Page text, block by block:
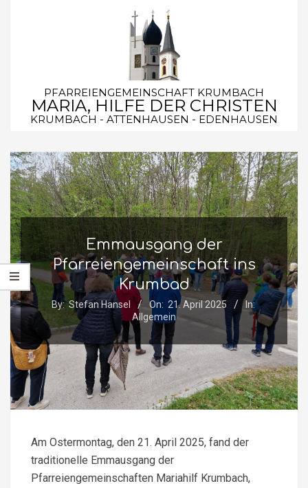
PFARREIENGEMEINSCHAFT KRUMBACH
MARIA, HILFE DER CHRISTEN
KRUMBACH - ATTENHAUSEN - EDENHAUSEN
Secondary
Navigation
Menu
Emmausgang der
Pfarreiengemeinschaft ins
Krumbad
By: Stefan Hansel On: 21. April 2025
In:
Allgemein
Am Ostermontag, den 21. April 2025, fand der
traditionelle Emmausgang der
Pfarreiengemeinschaften Mariahilf Krumbach,